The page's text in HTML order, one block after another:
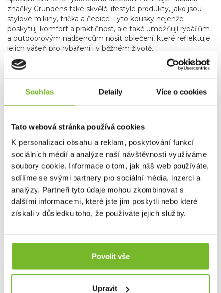
Souhlas Detaily Více o cookies
Tato webová stránka používá cookies
K personalizaci obsahu a reklam, poskytování funkcí
sociálních médií a analýze naší návštěvnosti využíváme
soubory cookie. Informace o tom, jak náš web používáte,
sdílíme se svými partnery pro sociální média, inzerci a
analýzy. Partneři tyto údaje mohou zkombinovat s
dalšími informacemi, které jste jim poskytli nebo které
získali v důsledku toho, že používáte jejich služby.
Povolit vše
Upravit
značky Grundéns také skvělé lifestyle produkty, jako jsou
stylové mikiny, trička a čepice. Tyto kousky nejenže
poskytují komfort a praktičnost, ale také umožňují rybářům
a outdoorovým nadšencům nosit oblečení, které reflektuje
jejich vášeň pro rybaření i v běžném životě.
Grundéns díky svému závazku k inovacím, použitým
materiálům, udržitelnosti a kvalitě je oblíbenou
světě.Bez ohledu na to, zda jste na vodě nebo trávíte čas
zákazníků a objevte, proč je Grundéns synonymem pro
nejlepší rybářské oblečení na trhu.
Společnost MORIS design s.r.o., provozovatel
eshopu
SAVETHEDAY.CZ je hrdý exkluzivní distributor značky
Grundéns pro Českou republiku a Slovensko.